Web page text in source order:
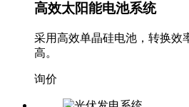
高效太阳能电池系统
采用高效单晶硅电池，转换效
高。
询价